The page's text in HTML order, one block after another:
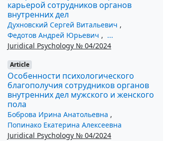
карьерой сотрудников органов
внутренних дел
Духновский Сергей Витальевич ,
Федотов Андрей Юрьевич , ...
Juridical Psychology № 04/2024
Article
Особенности психологического
благополучия сотрудников органов
внутренних дел мужского и женского
пола
Боброва Ирина Анатольевна ,
Попинако Екатерина Алексеевна
Juridical Psychology № 04/2024